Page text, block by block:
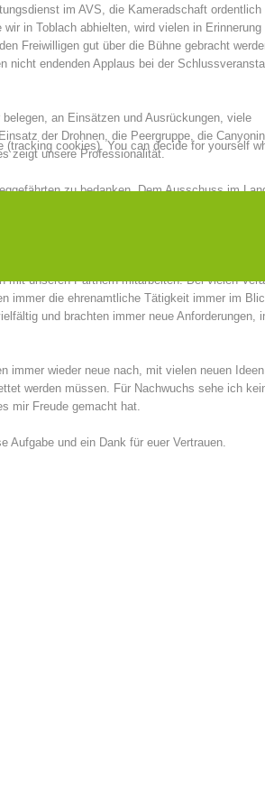
Annual report
Training
Prevention The
im AVS, die Kameradschaft ordentlich
in Toblach abhielten, wird vielen in
Freiwilligen gut über die Bühne gebracht
nicht endenden Applaus bei der
an Einsätzen und Ausrückungen, viele
der Drohnen, die Peergruppe, die
zeigt unsere Professionalität.
zu bedanken. Dem Ausschuss im
ihren Ausschüssen, bei allen Mitgliedern. Meine
als Landesleiter vor und werde das Amt 2024
unseren Partnern mitarbeiten. Bei vielen
immer die ehrenamtliche Tätigkeit immer im
und brachten immer neue Anforderungen,
immer wieder neue nach, mit vielen neuen
werden müssen. Für Nachwuchs sehe ich
mir Freude gemacht hat.
Aufgabe und ein Dank für euer Vertrauen.
cookies). You can decide for yourself